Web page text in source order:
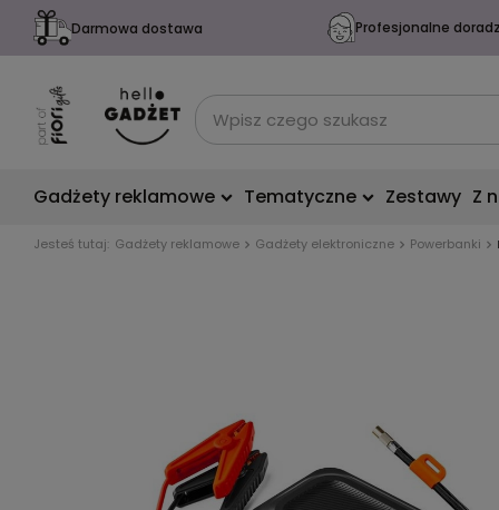
Darmowa dostawa Profesjonalne
Gadżety reklamowe Tematyczne Zestawy Z
Jesteś tutaj: Gadżety reklamowe Gadżety elektroniczne Powerbanki